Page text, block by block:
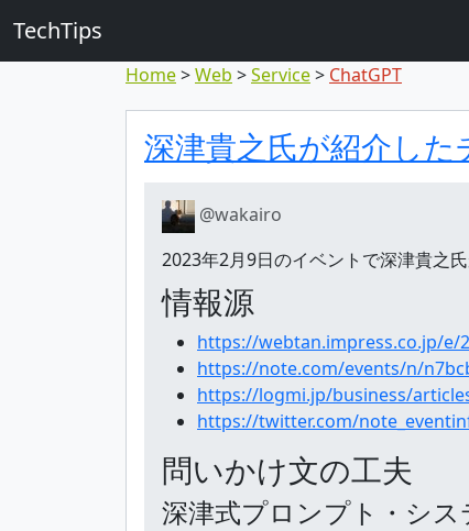
TechTips
Home
Web Service ChatGPT
対象のコメ
トピックと対象コ
深津貴之氏が紹介し
@wakairo
2023年2月9日のイベントで深津貴之
情報源
https://webtan.impress.co.jp/e/
https://note.com/events/n/
https://logmi.jp/business/
https://twitter.com/
問いかけ文の工夫
深津式プロンプト・シス